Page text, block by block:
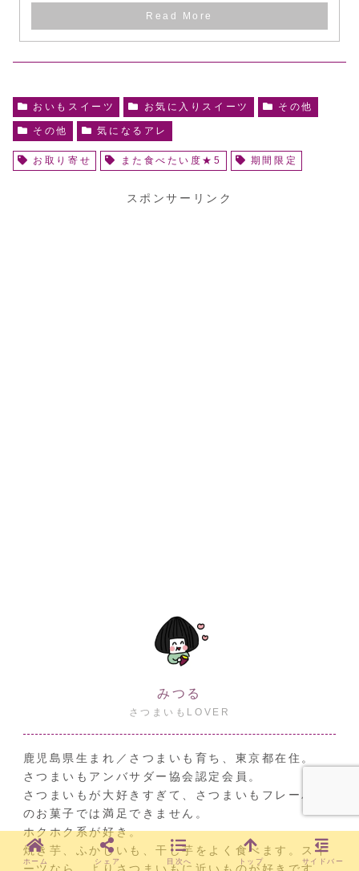
おいもスイーツ お気に入りスイーツ その他
その他 気になるアレ
お取り寄せ また食べたい度★5 期間限定
スポンサーリンク
みつる
さつまいもLOVER
鹿児島県生まれ／さつまいも育ち、東京都在住。
さつまいもアンバサダー協会認定会員。
さつまいもが大好きすぎて、さつまいもフレーバー
のお菓子では満足できません。
ホクホク系が好き。
焼き芋、ふかしいも、干し芋をよく食べます。スイ
ホーム シェア 目次へ トップ サイドバー